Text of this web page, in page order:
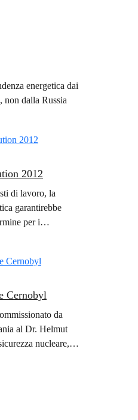
Greenpeace
che mostrano
continui
coperte di
continuamente
zone già
energetica dai
dalla Russia
2012
di lavoro, la
garantirebbe
per i
ai cambiamenti
Cernobyl
da
al Dr. Helmut
nucleare,
marzo 2011
di Fukushima